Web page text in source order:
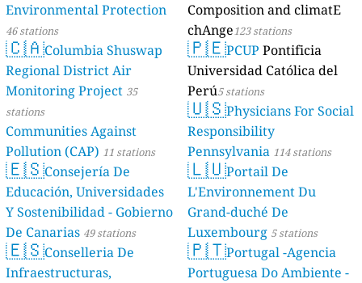
Environmental Protection
46 stations
🇨🇦Columbia Shuswap
Regional District Air
Monitoring Project 35
stations
Communities Against
Pollution (CAP) 11 stations
🇪🇸Consejería De
Educación, Universidades
Y Sostenibilidad - Gobierno
De Canarias 49 stations
🇪🇸Conselleria De
Infraestructuras,
Composition and climatE
chAnge123 stations
🇵🇪PCUP Pontificia
Universidad Católica del
Perú5 stations
🇺🇸Physicians For Social
Responsibility
Pennsylvania 114 stations
🇱🇺Portail De
L'Environnement Du
Grand-duché De
Luxembourg 5 stations
🇵🇹Portugal -Agencia
Portuguesa Do Ambiente -